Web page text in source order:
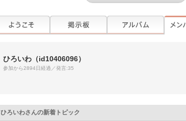
ひろいわ （id10406096）
参加から2894日経過／発言:35
ひろいわさんの新着トピック